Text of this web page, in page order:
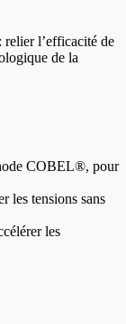
relier l’efficacité de
de la
COBEL®, pour
les tensions sans
les